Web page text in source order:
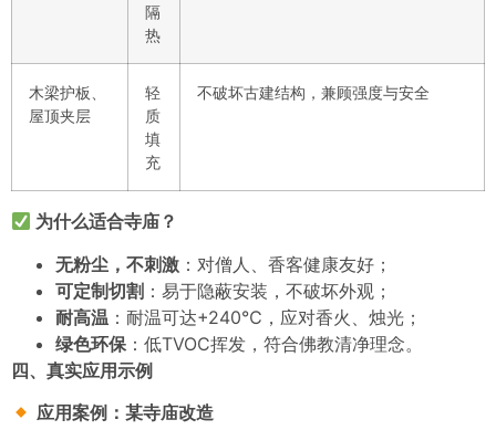
隔
热
木梁护板、
屋顶夹层
轻
质
填
充
不破坏古建结构，兼顾强度与安全
为什么适合寺庙？
无粉尘，不刺激 ：对僧人、香客健康友好；
可定制切割 ：易于隐蔽安装，不破坏外观；
耐高温 ：耐温可达+240℃，应对香火、烛光；
绿色环保 ：低TVOC挥发，符合佛教清净理念。
四、真实应用示例
应用案例：某寺庙改造